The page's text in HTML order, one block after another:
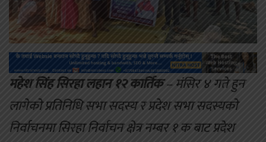
महेश सिंह सिरहा लहान १२ कार्तिक– मंसिर ४ गते हुन
लागेको प्रतिनिधि सभा सदस्य र प्रदेश सभा सदस्यको
निर्वाचनमा सिरहा निर्वाचन क्षेत्र नम्बर १ क बाट प्रदेश